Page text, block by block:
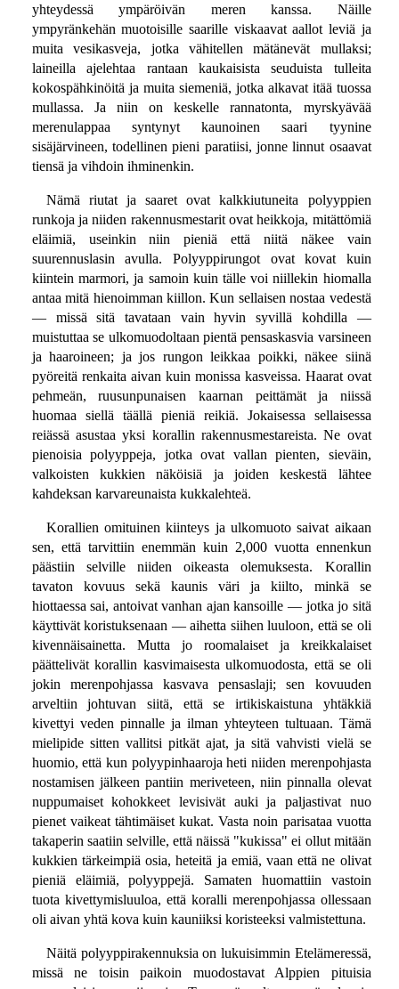
yhteydessä ympäröivän meren kanssa. Näille
ympyränkehän muotoisille saarille viskaavat aallot leviä ja
muita vesikasveja, jotka vähitellen mätänevät mullaksi;
laineilla ajelehtaa rantaan kaukaisista seuduista tulleita
kokospähkinöitä ja muita siemeniä, jotka alkavat itää tuossa
mullassa. Ja niin on keskelle rannatonta, myrskyävää
merenulappaa syntynyt kaunoinen saari tyynine
sisäjärvineen, todellinen pieni paratiisi, jonne linnut osaavat
tiensä ja vihdoin ihminenkin.
Nämä riutat ja saaret ovat kalkkiutuneita polyyppien
runkoja ja niiden rakennusmestarit ovat heikkoja, mitättömiä
eläimiä, useinkin niin pieniä että niitä näkee vain
suurennuslasin avulla. Polyyppirungot ovat kovat kuin
kiintein marmori, ja samoin kuin tälle voi niillekin hiomalla
antaa mitä hienoimman kiillon. Kun sellaisen nostaa vedestä
— missä sitä tavataan vain hyvin syvillä kohdilla —
muistuttaa se ulkomuodoltaan pientä pensaskasvia varsineen
ja haaroineen; ja jos rungon leikkaa poikki, näkee siinä
pyöreitä renkaita aivan kuin monissa kasveissa. Haarat ovat
pehmeän, ruusunpunaisen kaarnan peittämät ja niissä
huomaa siellä täällä pieniä reikiä. Jokaisessa sellaisessa
reiässä asustaa yksi korallin rakennusmestareista. Ne ovat
pienoisia polyyppeja, jotka ovat vallan pienten, sieväin,
valkoisten kukkien näköisiä ja joiden keskestä lähtee
kahdeksan karvareunaista kukkalehteä.
Korallien omituinen kiinteys ja ulkomuoto saivat aikaan
sen, että tarvittiin enemmän kuin 2,000 vuotta ennenkun
päästiin selville niiden oikeasta olemuksesta. Korallin
tavaton kovuus sekä kaunis väri ja kiilto, minkä se
hiottaessa sai, antoivat vanhan ajan kansoille — jotka jo sitä
käyttivät koristuksenaan — aihetta siihen luuloon, että se oli
kivennäisainetta. Mutta jo roomalaiset ja kreikkalaiset
päättelivät korallin kasvimaisesta ulkomuodosta, että se oli
jokin merenpohjassa kasvava pensaslaji; sen kovuuden
arveltiin johtuvan siitä, että se irtikiskaistuna yhtäkkiä
kivettyi veden pinnalle ja ilman yhteyteen tultuaan. Tämä
mielipide sitten vallitsi pitkät ajat, ja sitä vahvisti vielä se
huomio, että kun polyypinhaaroja heti niiden merenpohjasta
nostamisen jälkeen pantiin meriveteen, niin pinnalla olevat
nuppumaiset kohokkeet levisivät auki ja paljastivat nuo
pienet vaikeat tähtimäiset kukat. Vasta noin parisataa vuotta
takaperin saatiin selville, että näissä "kukissa" ei ollut mitään
kukkien tärkeimpiä osia, heteitä ja emiä, vaan että ne olivat
pieniä eläimiä, polyyppejä. Samaten huomattiin vastoin
tuota kivettymisluuloa, että koralli merenpohjassa ollessaan
oli aivan yhtä kova kuin kauniiksi koristeeksi valmistettuna.
Näitä polyyppirakennuksia on lukuisimmin Etelämeressä,
missä ne toisin paikoin muodostavat Alppien pituisia